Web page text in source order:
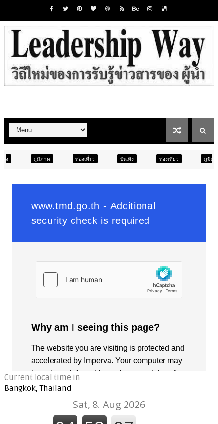
ท่องเที่ยว บันเทิง ท่องเที่ยว ภูมิภาค สังคม
Current local time in
Bangkok, Thailand